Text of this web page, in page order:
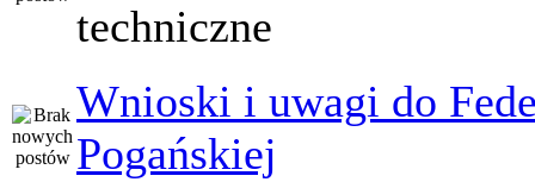
techniczne
Wnioski i uwagi do
Pogańskiej